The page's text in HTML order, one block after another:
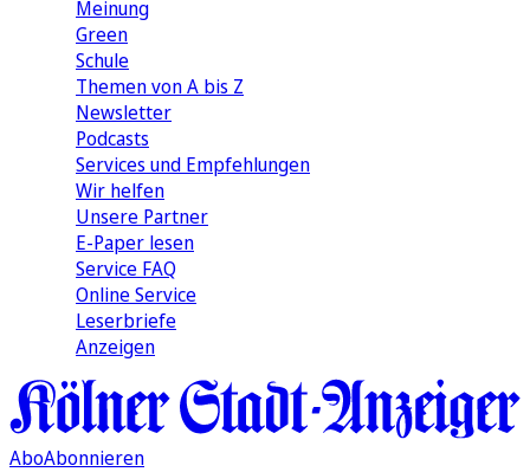
Meinung
Green
Schule
Themen von A bis Z
Newsletter
Podcasts
Services und Empfehlungen
Wir helfen
Unsere Partner
E-Paper lesen
Service FAQ
Online Service
Leserbriefe
Anzeigen
AboAbonnieren